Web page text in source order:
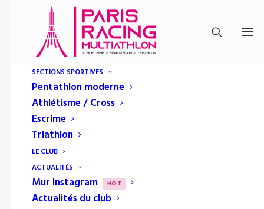
SECTIONS SPORTIVES
Pentathlon moderne
Athlétisme / Cross
Escrime
Triathlon
LE CLUB
ACTUALITÉS
Mur Instagram HOT
Actualités du club